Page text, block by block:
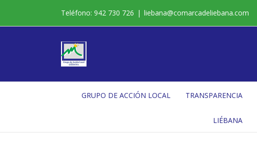
contenido
Teléfono: 942 730 726 | liebana@comarcadeliebana.com
GRUPO DE ACCIÓN LOCAL TRANSPARENCIA
LIÉBANA